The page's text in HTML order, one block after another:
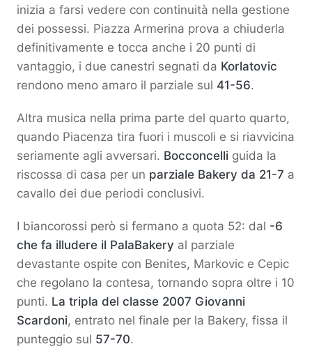
inizia a farsi vedere con continuità nella gestione
dei possessi. Piazza Armerina prova a chiuderla
definitivamente e tocca anche i 20 punti di
vantaggio, i due canestri segnati da Korlatovic
rendono meno amaro il parziale sul 41-56.
Altra musica nella prima parte del quarto quarto,
quando Piacenza tira fuori i muscoli e si riavvicina
seriamente agli avversari. Bocconcelli guida la
riscossa di casa per un parziale Bakery da 21-7 a
cavallo dei due periodi conclusivi.
I biancorossi però si fermano a quota 52: dal -6
che fa illudere il PalaBakery al parziale
devastante ospite con Benites, Markovic e Cepic
che regolano la contesa, tornando sopra oltre i 10
punti. La tripla del classe 2007 Giovanni
Scardoni, entrato nel finale per la Bakery, fissa il
punteggio sul 57-70.